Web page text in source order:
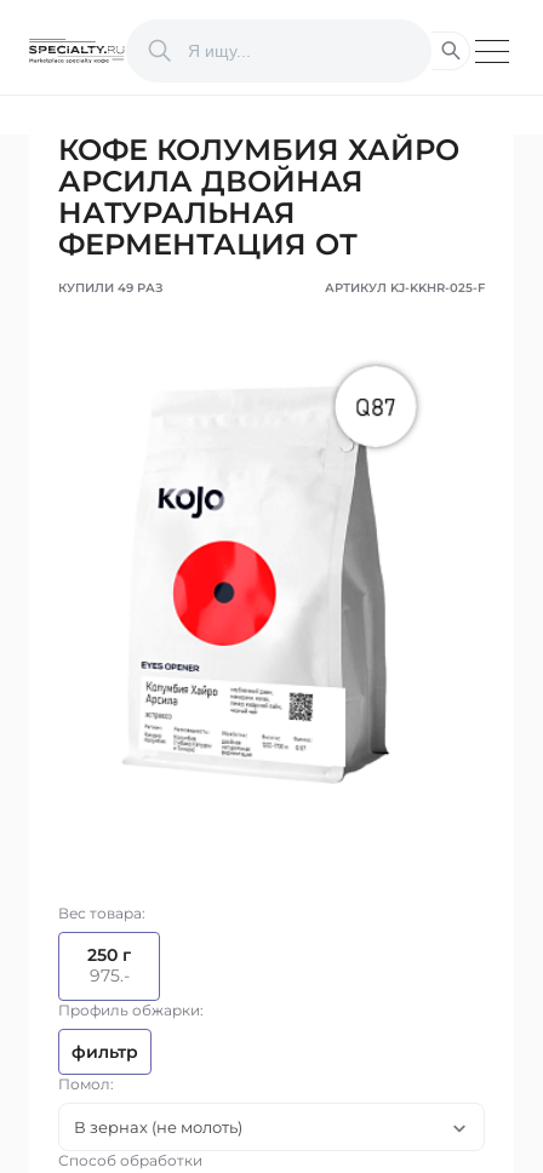
КОФЕ КОЛУМБИЯ ХАЙРО
АРСИЛА ДВОЙНАЯ
НАТУРАЛЬНАЯ
ФЕРМЕНТАЦИЯ ОТ
КУПИЛИ 49 РАЗ АРТИКУЛ KJ-KKHR-025-F
Вес товара:
250 г
975.-
Профиль обжарки:
фильтр
Помол:
В зернах (не молоть)
Способ обработки